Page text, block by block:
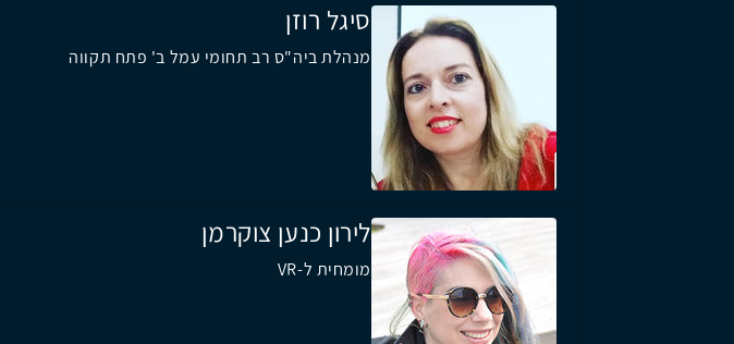
סיגל רוזן
מנהלת ביה"ס רב תחומי עמל ב' פתח תקווה
לירון כנען צוקרמן
מומחית ל-VR